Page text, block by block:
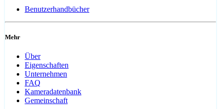
Benutzerhandbücher
Mehr
Über
Eigenschaften
Unternehmen
FAQ
Kameradatenbank
Gemeinschaft